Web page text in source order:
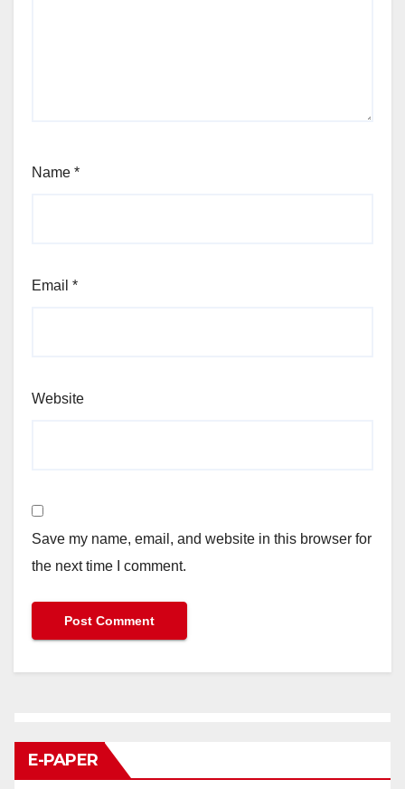
Name *
Email *
Website
Save my name, email, and website in this browser for
the next time I comment.
E-PAPER